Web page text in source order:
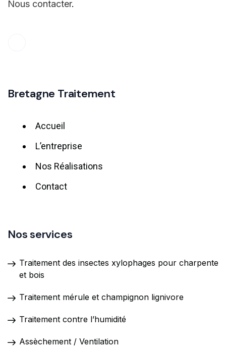
Nous contacter.
Bretagne Traitement
Accueil
L’entreprise
Nos Réalisations
Contact
Nos services
Traitement des insectes xylophages pour charpente
et bois
Traitement mérule et champignon lignivore
Traitement contre l’humidité
Assèchement / Ventilation